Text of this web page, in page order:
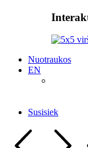
Nuotraukos
EN
Susisiek